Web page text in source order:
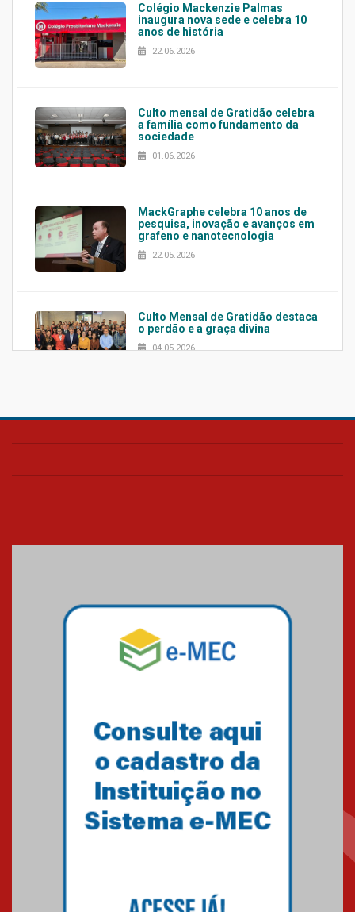
Colégio Mackenzie Palmas
inaugura nova sede e celebra 10
anos de história
22.06.2026
Culto mensal de Gratidão celebra
a família como fundamento da
sociedade
01.06.2026
MackGraphe celebra 10 anos de
pesquisa, inovação e avanços em
grafeno e nanotecnologia
22.05.2026
Culto Mensal de Gratidão destaca
o perdão e a graça divina
04.05.2026
Confira como foi o culto mensal
Mackenzie mobiliza campanha
solidária para apoiar famílias em
Minas Gerais
Primeiro culto do ano ressalta o
27.02.2026